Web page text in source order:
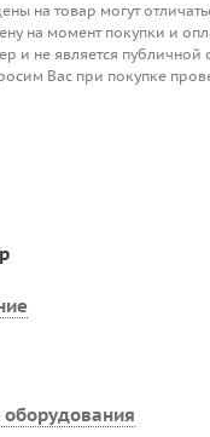
на товар могут
на момент покупки и
и не является публичной
Вас при покупке